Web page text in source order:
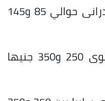
بلغ سعر البرنس الإسكندرانى حوالي 85 و145
سجل سعر موسى مستوى 250 و350 جنيها